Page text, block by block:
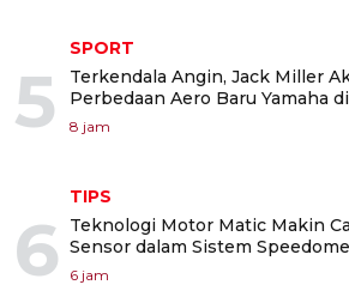
5
SPORT
Terkendala Angin, Jack Miller
Perbedaan Aero Baru Yamaha
8 jam
6
TIPS
Teknologi Motor Matic Makin
Sensor dalam Sistem
6 jam